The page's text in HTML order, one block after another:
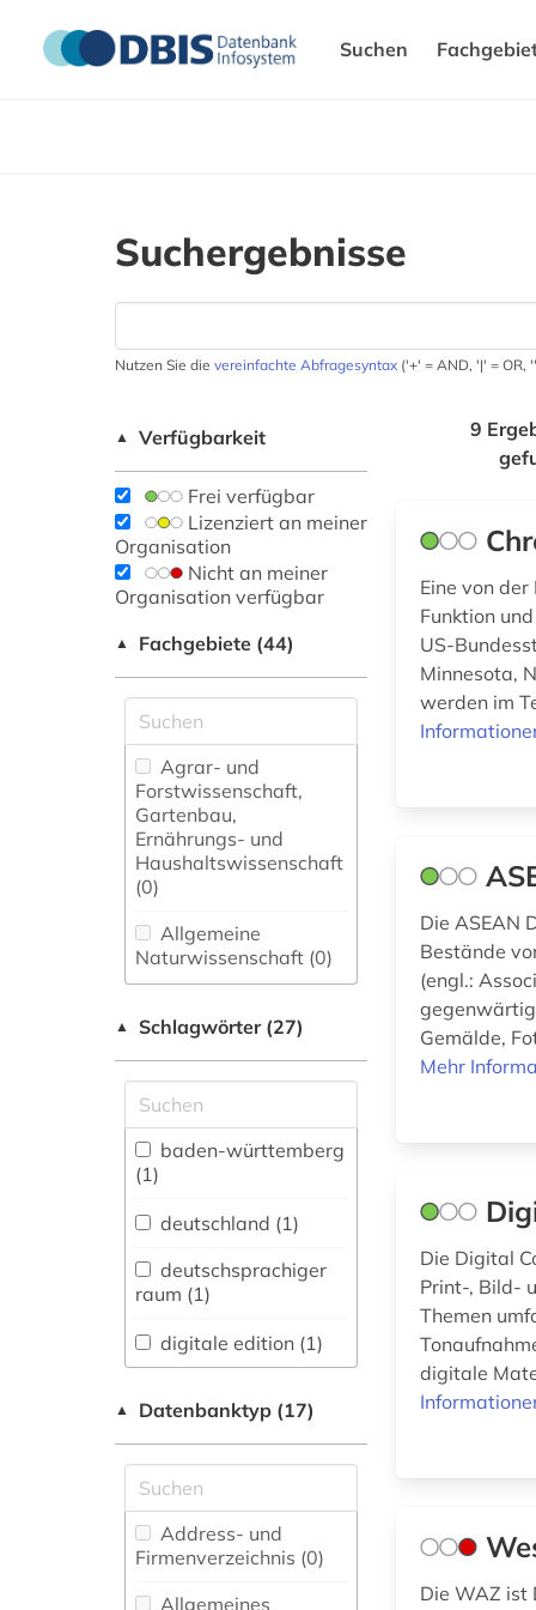
Suchen
Suchergebnisse
Nutzen Sie die vereinfachte Abfragesyntax ('+' = AND, '|' = OR,
▲ Verfügbarkeit
Frei verfügbar
Lizenziert an meiner
Organisation
Nicht an meiner
Organisation verfügbar
▲ Fachgebiete (44)
Agrar- und
Forstwissenschaft,
Gartenbau,
Ernährungs- und
Haushaltswissenschaft
(0)
Allgemeine
Naturwissenschaft (0)
fachübergreifende
Allgemeine und
vergleichende Sprach-
und
Literaturwissenschaft.
Außereuropäische
Literaturen (0)
Amerikanistik (0)
Vermessungswesen (0)
Biologie,
Biotechnologie (0)
Buch- und
▲ Schlagwörter (27)
baden-württemberg
(1)
deutschland (1)
deutschsprachiger
raum (1)
digitale edition (1)
(1)
elektronische
bibliothek (2)
elektronische
publikation (1)
elektronische
▲ Datenbanktyp (17)
Address- und
Firmenverzeichnis (0)
Allgemeines
9
Eine von
Funktion
US-
Minnesota,
werden im
Die ASEAN
Bestände
(engl.:
gegenwärtig
Gemälde,
Mehr
Die Digital
Print-, Bild-
Themen
digitale
Die WAZ ist